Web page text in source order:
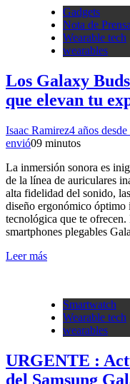
Gadgets
Nota de Prensa
Wearable tech
wearables
Los Galaxy
que elevan tu
Isaac Ramirez4 años
envió09 minutos
La inmersión sonora es
de la línea de auriculares
alta fidelidad del sonido,
diseño ergonómico
tecnológica que te
smartphones plegables
Leer más
Smartwatch
Wearable tech
wearables
URGENTE :
del Samsung